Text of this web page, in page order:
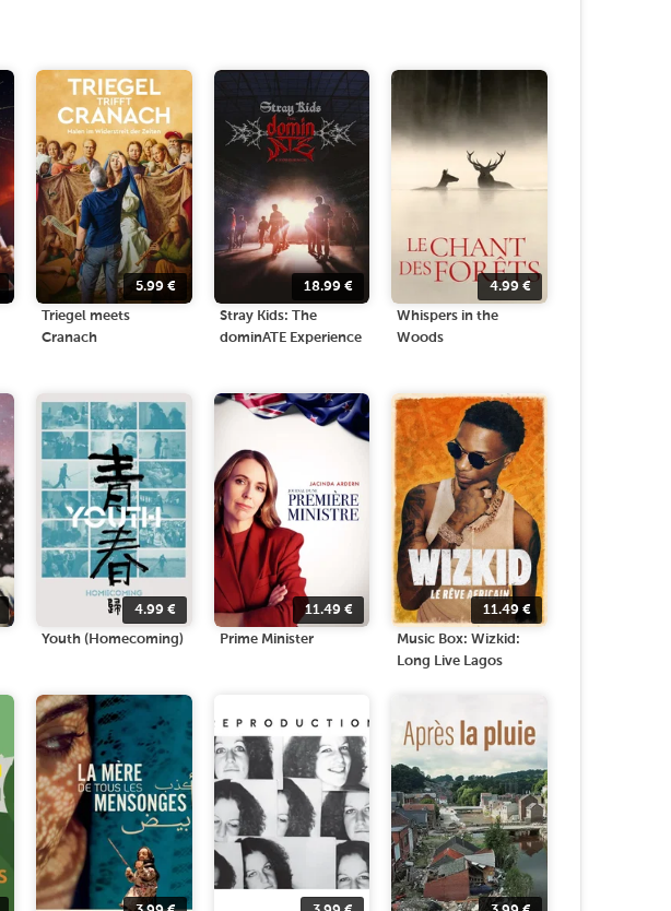
5.99€
Triegel meets
Cranach
18.99 €
Stray Kids: The
dominATE Experience
4.99€
Whispers in the
Woods
4.99€
Youth (Homecoming)
11.49 €
Prime Minister
11.49€
Music Box: Wizkid:
Long Live Lagos